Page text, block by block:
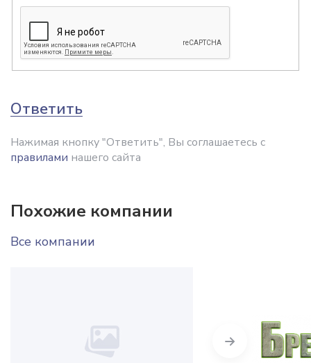
Ответить
Нажимая кнопку "Ответить", Вы соглашаетесь с
правилами нашего сайта
Похожие компании
Все компании
Next